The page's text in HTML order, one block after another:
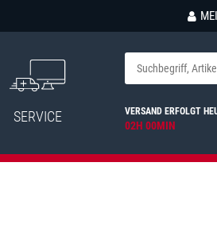
SERVICE VERSAND ERFOLGT
02H 00MIN